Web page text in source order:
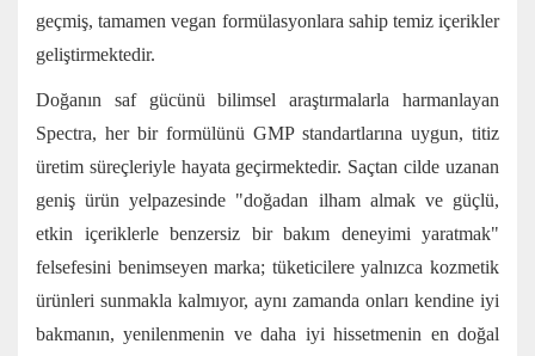
geçmiş, tamamen vegan formülasyonlara sahip temiz içerikler
geliştirmektedir.
Doğanın saf gücünü bilimsel araştırmalarla harmanlayan
Spectra, her bir formülünü GMP standartlarına uygun, titiz
üretim süreçleriyle hayata geçirmektedir. Saçtan cilde uzanan
geniş ürün yelpazesinde "doğadan ilham almak ve güçlü,
etkin içeriklerle benzersiz bir bakım deneyimi yaratmak"
felsefesini benimseyen marka; tüketicilere yalnızca kozmetik
ürünleri sunmakla kalmıyor, aynı zamanda onları kendine iyi
bakmanın, yenilenmenin ve daha iyi hissetmenin en doğal